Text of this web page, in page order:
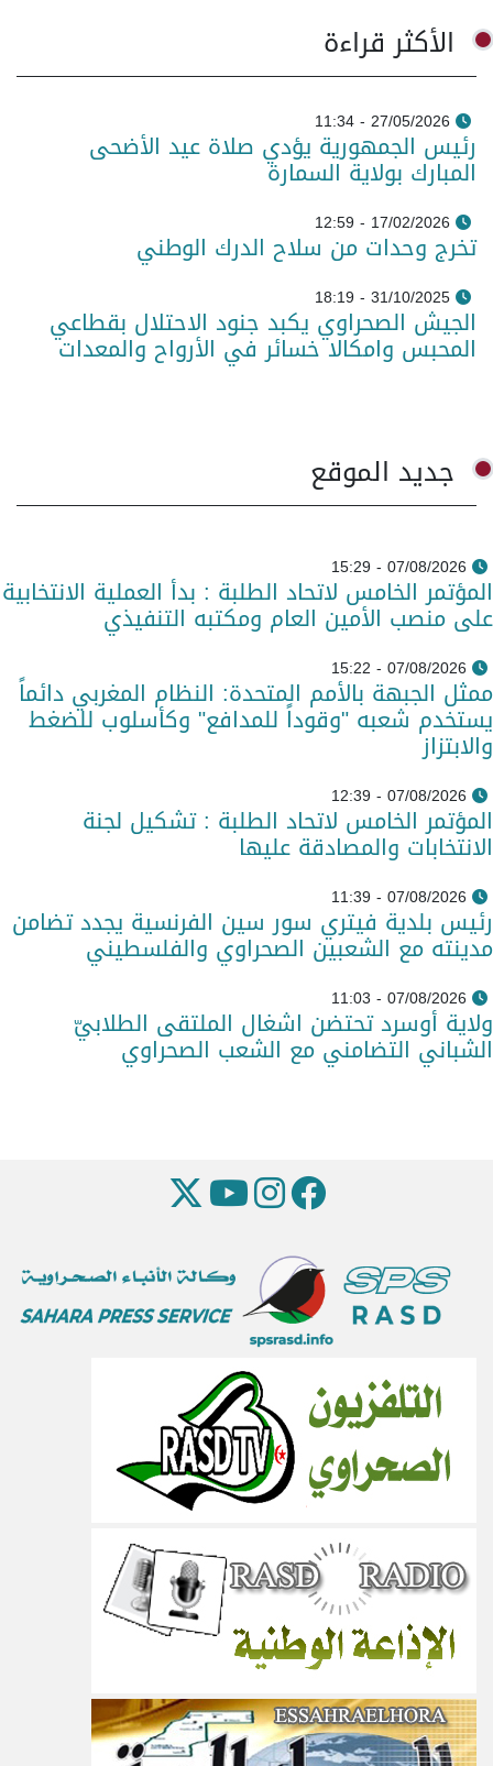
الأكثر قراءة
27/05/2026 - 11:34
رئيس الجمهورية يؤدي صلاة عيد الأضحى
المبارك بولاية السمارة
17/02/2026 - 12:59
تخرج وحدات من سلاح الدرك الوطني
31/10/2025 - 18:19
الجيش الصحراوي يكبد جنود الاحتلال بقطاعي
المحبس وامكالا خسائر في الأرواح والمعدات
جديد الموقع
07/08/2026 - 15:29
المؤتمر الخامس لاتحاد الطلبة : بدأ العملية الانتخابية
على منصب الأمين العام ومكتبه التنفيذي
07/08/2026 - 15:22
ممثل الجبهة بالأمم المتحدة: النظام المغربي دائماً
يستخدم شعبه "وقوداً للمدافع" وكأسلوب للضغط
والابتزاز
07/08/2026 - 12:39
المؤتمر الخامس لاتحاد الطلبة : تشكيل لجنة
الانتخابات والمصادقة عليها
07/08/2026 - 11:39
رئيس بلدية فيتري سور سين الفرنسية يجدد تضامن
مدينته مع الشعبين الصحراوي والفلسطيني
07/08/2026 - 11:03
ولاية أوسرد تحتضن اشغال الملتقى الطلابيّ
الشباني التضامني مع الشعب الصحراوي